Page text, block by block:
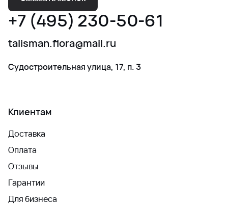
+7 (495) 230-50-61
talisman.flora@mail.ru
Судостроительная улица, 17, п. 3
Клиентам
Доставка
Оплата
Отзывы
Гарантии
Для бизнеса